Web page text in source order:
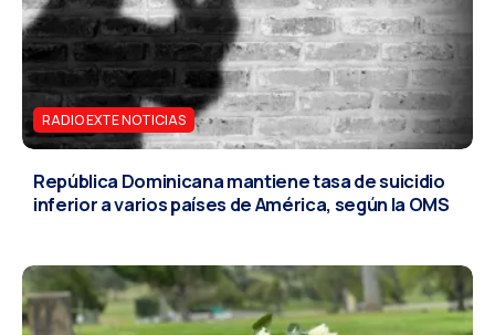
RADIO EXTE NOTICIAS
República Dominicana mantiene tasa de suicidio
inferior a varios países de América, según la OMS